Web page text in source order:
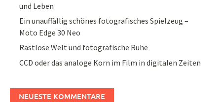
und Leben
Ein unauffällig schönes fotografisches Spielzeug –
Moto Edge 30 Neo
Rastlose Welt und fotografische Ruhe
CCD oder das analoge Korn im Film in digitalen Zeiten
NEUESTE KOMMENTARE